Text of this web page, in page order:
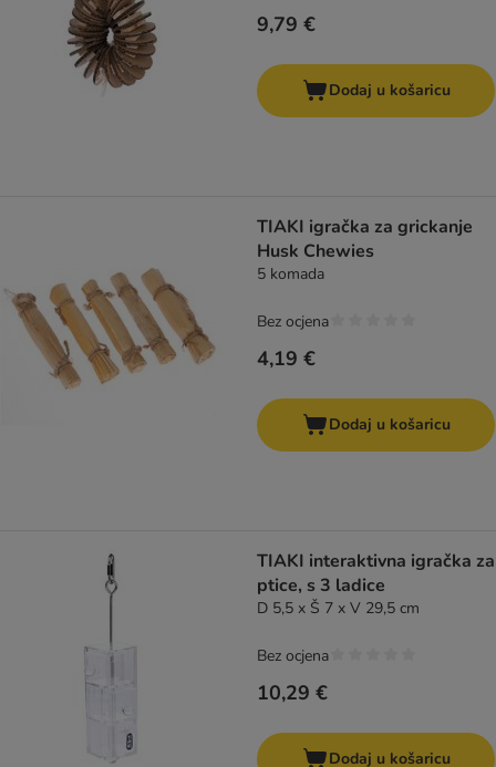
9,79 €
Dodaj u košaricu
TIAKI igračka za grickanje
Husk Chewies
5 komada
4,19 €
Bez ocjena
Dodaj u košaricu
TIAKI interaktivna igračka za
ptice, s 3 ladice
D 5,5 x Š 7 x V 29,5 cm
10,29 €
Bez ocjena
Dodaj u košaricu